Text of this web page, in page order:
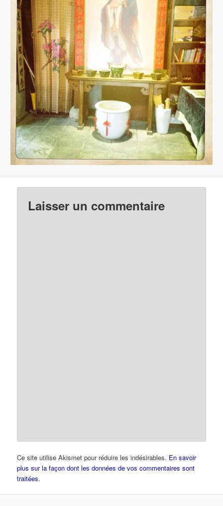
Laisser un commentaire
Ce site utilise Akismet pour réduire les indésirables. En savoir
plus sur la façon dont les données de vos commentaires sont
traitées.